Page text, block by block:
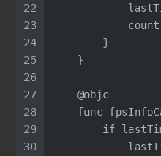
22
23
24
25
26
27
28
29
30
        }
    }
    @objc
func
if